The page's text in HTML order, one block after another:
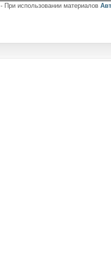
- При использовании материалов